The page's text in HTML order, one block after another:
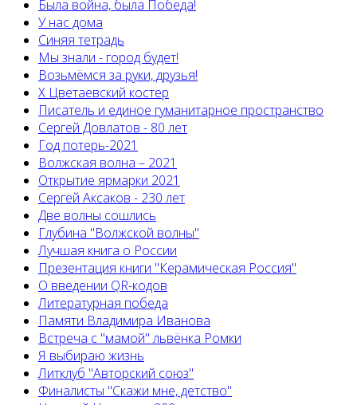
Была война, была Победа!
У нас дома
Синяя тетрадь
Мы знали - город будет!
Возьмёмся за руки, друзья!
X Цветаевский костер
Писатель и единое гуманитарное пространство
Сергей Довлатов - 80 лет
Год потерь-2021
Волжская волна – 2021
Открытие ярмарки 2021
Сергей Аксаков - 230 лет
Две волны сошлись
Глубина "Волжской волны"
Лучшая книга о России
Презентация книги "Керамическая Россия"
О введении QR-кодов
Литературная победа
Памяти Владимира Иванова
Встреча с "мамой" львёнка Ромки
Я выбираю жизнь
Литклуб "Авторский союз"
Финалисты "Скажи мне, детство"